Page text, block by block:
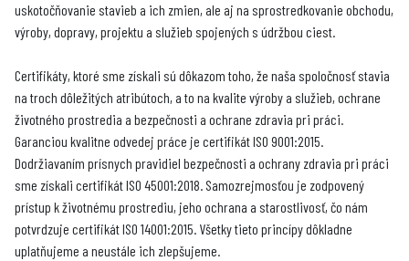
uskotočňovanie stavieb a ich zmien, ale aj na sprostredkovanie obchodu,
výroby, dopravy, projektu a služieb spojených s údržbou ciest.
Certifikáty, ktoré sme získali sú dôkazom toho, že naša spoločnosť stavia
na troch dôležitých atribútoch, a to na kvalite výroby a služieb, ochrane
životného prostredia a bezpečnosti a ochrane zdravia pri práci.
Garanciou kvalitne odvedej práce je certifikát ISO 9001:2015.
Dodržiavaním prísnych pravidiel bezpečnosti a ochrany zdravia pri práci
sme získali certifikát ISO 45001:2018. Samozrejmosťou je zodpovený
prístup k životnému prostrediu, jeho ochrana a starostlivosť, čo nám
potvrdzuje certifikát ISO 14001:2015. Všetky tieto princípy dôkladne
uplatňujeme a neustále ich zlepšujeme.